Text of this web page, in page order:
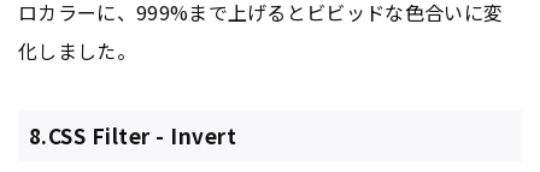
ロカラーに、999%まで上げるとビビッドな色合いに変
化しました。
8.CSS Filter - Invert